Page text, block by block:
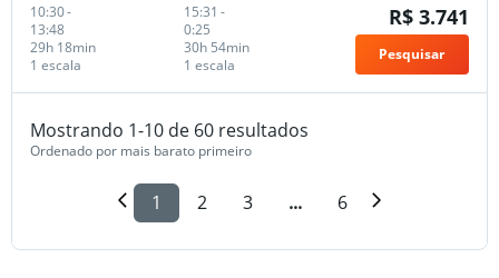
10:30-
13:48
1 escala
29h 18min
15:31 -
0:25
1 escala
30h 54min
R$ 3.741
Pesquisar
Mostrando 1-10 de 60 resultados
Ordenado por mais barato primeiro
1 2 3 ... 6